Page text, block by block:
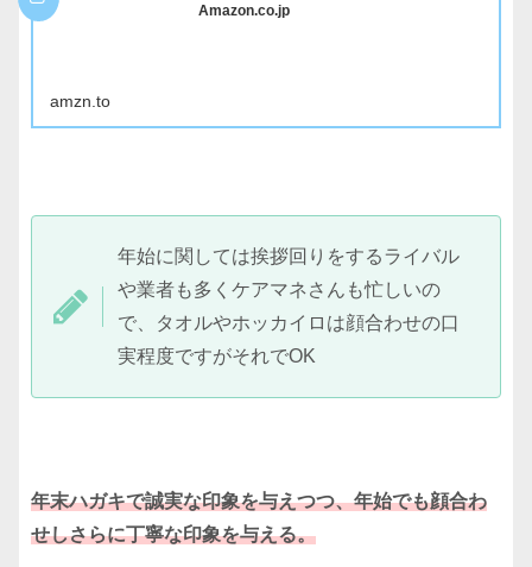
Amazon.co.jp
amzn.to
年始に関しては挨拶回りをするライバル
や業者も多くケアマネさんも忙しいの
で、タオルやホッカイロは顔合わせの口
実程度ですがそれでOK
年末ハガキで誠実な印象を与えつつ、年始でも顔合わ
せしさらに丁寧な印象を与える。